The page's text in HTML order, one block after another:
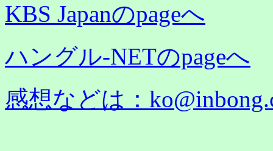
KBS Japanのpageへ
ハングル-NETのpageへ
感想などは：